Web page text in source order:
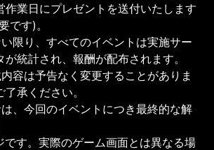
作業日にプレゼントを送付いたします
です)。
限り、すべてのイベントは実施サー
統計され、報酬が配布されます。
容は予告なく変更することがありま
承ください。
、今回のイベントにつき最終的な解
です。実際のゲーム画面とは異なる場